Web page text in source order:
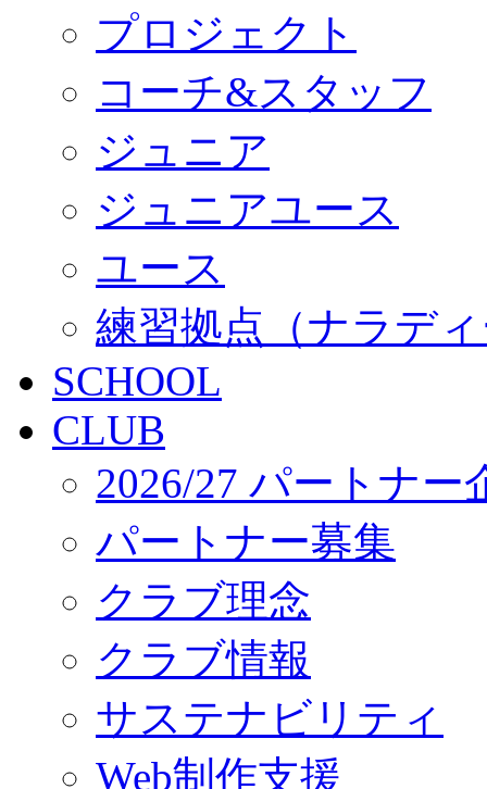
プロジェクト
コーチ&スタッフ
ジュニア
ジュニアユース
ユース
練習拠点（ナラデ
SCHOOL
CLUB
2026/27 パートナー
パートナー募集
クラブ理念
クラブ情報
サステナビリティ
Web制作支援